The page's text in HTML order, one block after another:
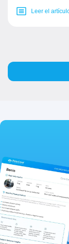
Leer el